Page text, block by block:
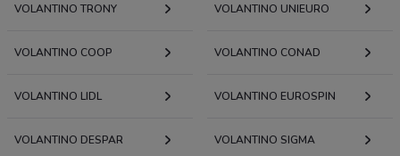
VOLANTINO TRONY VOLANTINO UNIEURO
VOLANTINO COOP VOLANTINO CONAD
VOLANTINO LIDL VOLANTINO EUROSPIN
VOLANTINO DESPAR VOLANTINO SIGMA